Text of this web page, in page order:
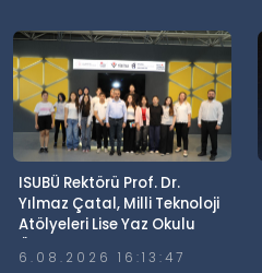
ISUBÜ Rektörü Prof. Dr.
Yılmaz Çatal, Milli Teknoloji
Atölyeleri Lise Yaz Okulu
Öğrencileriyle Buluştu
6.08.2026 16:13:47